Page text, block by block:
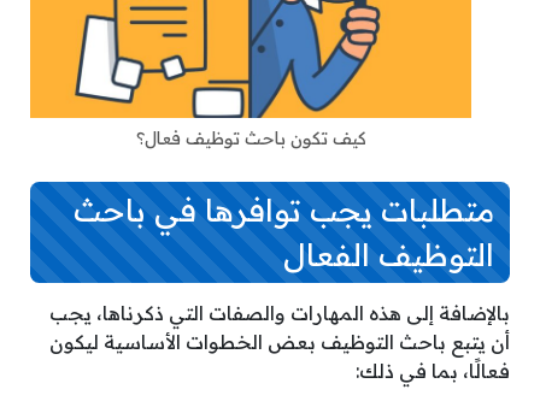
كيف تكون باحث توظيف فعال؟
متطلبات يجب توافرها في باحث
التوظيف الفعال
بالإضافة إلى هذه المهارات والصفات التي ذكرناها، يجب
أن يتبع باحث التوظيف بعض الخطوات الأساسية ليكون
فعالًا، بما في ذلك: